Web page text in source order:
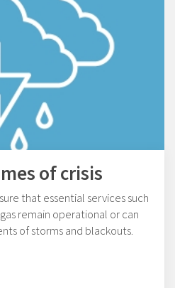
of crisis
that essential services such
remain operational or can
of storms and blackouts.